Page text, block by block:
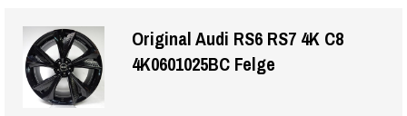
Original Audi RS6 RS7 4K C8
4K0601025BC Felge